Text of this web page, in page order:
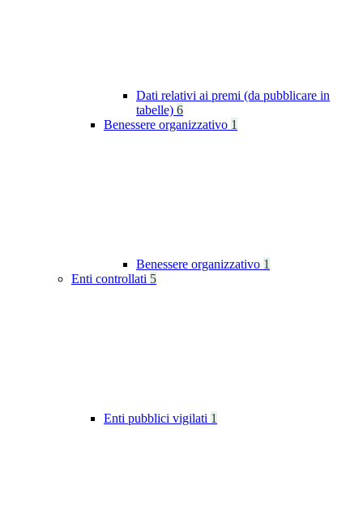
Dati relativi ai premi (da pubblicare in
tabelle) 6
Benessere organizzativo 1
Benessere organizzativo 1
Enti controllati 5
Enti pubblici vigilati 1